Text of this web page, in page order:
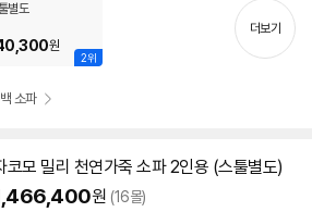
치
기
2위
별도
원
더보기
소파
코모 밀리 천연가죽 소파2인용 (스툴별도)
원 (16몰)